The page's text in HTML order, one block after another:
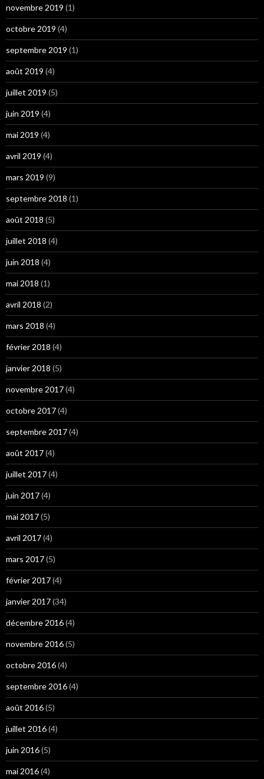
novembre 2019 (1)
octobre 2019 (4)
septembre 2019 (1)
août 2019 (4)
juillet 2019 (5)
juin 2019 (4)
mai 2019 (4)
avril 2019 (4)
mars 2019 (9)
septembre 2018 (1)
août 2018 (5)
juillet 2018 (4)
juin 2018 (4)
mai 2018 (1)
avril 2018 (2)
mars 2018 (4)
février 2018 (4)
janvier 2018 (5)
novembre 2017(4)
octobre 2017(4)
septembre 2017(4)
août 2017(4)
juillet 2017(4)
juin 2017(4)
mai 2017(5)
avril 2017(4)
mars 2017(5)
février 2017(4)
janvier 2017(34)
décembre 2016(4)
novembre 2016(5)
octobre 2016(4)
septembre 2016(4)
août 2016(5)
juillet 2016(4)
juin 2016(5)
mai 2016(4)